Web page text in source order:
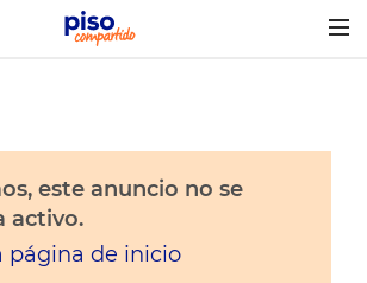
este anuncio no se
activo.
página de inicio